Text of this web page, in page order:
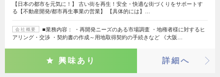
【日本の都市を元気に！】 古い街を再生！安全・快適な街づくりをサポートす
る【不動産開発/都市再生事業の営業】 【具体的には】…
会社概要
■業務内容： ・再開発ニーズのある市場調査 ・地権者様に対するヒ
アリング・交渉 ・契約書の作成～用地取得契約の手続きなど 《大阪…
興味あり 詳細へ